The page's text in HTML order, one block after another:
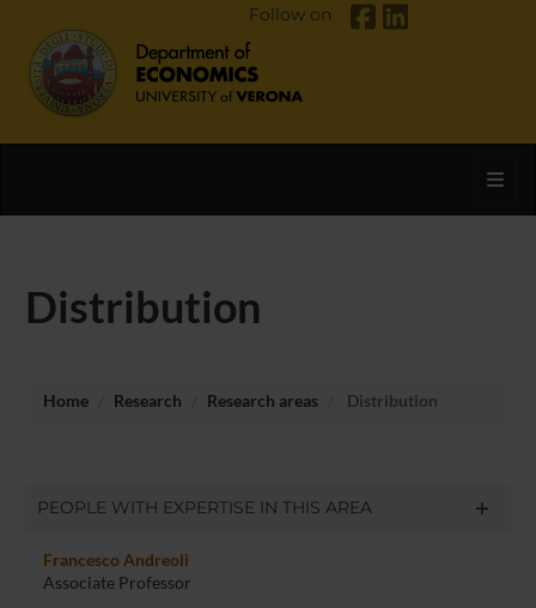
Follow on
Distribution
Home Research Research areas Distribution
PEOPLE WITH EXPERTISE IN THIS AREA
Francesco Andreoli
Associate Professor